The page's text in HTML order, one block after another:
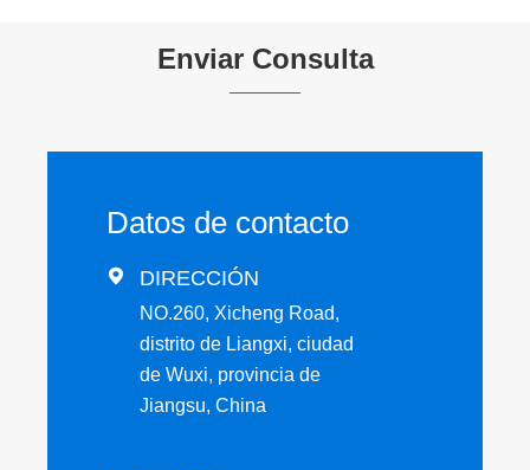
Enviar Consulta
Datos de contacto
 DIRECCIÓN
NO.260, Xicheng Road,
distrito de Liangxi, ciudad
de Wuxi, provincia de
Jiangsu, China